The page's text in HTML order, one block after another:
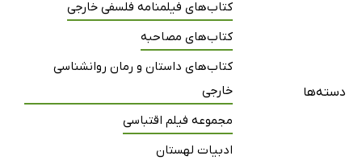
دسته‌ها
کتاب‌های فیلمنامه فلسفی خارجی
کتاب‌های مصاحبه
کتاب‌های داستان و رمان روانشناسی
خارجی
مجموعه فیلم اقتباسی
ادبیات لهستان